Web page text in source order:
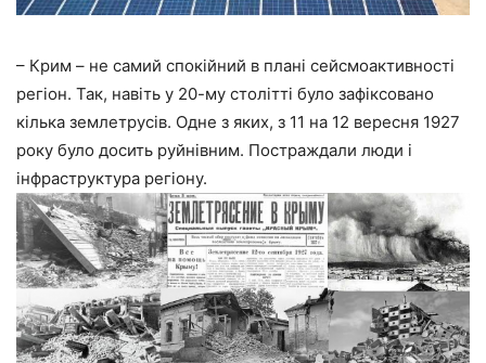
– Крим – не самий спокійний в плані сейсмоактивності
регіон. Так, навіть у 20-му столітті було зафіксовано
кілька землетрусів. Одне з яких, з 11 на 12 вересня 1927
року було досить руйнівним. Постраждали люди і
інфраструктура регіону.